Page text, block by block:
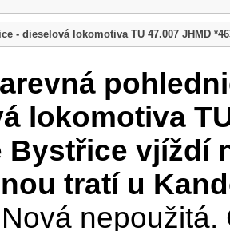
- dieselová lokomotiva TU 47.007 JHMD
lokomotiva
Bystřice vjíždí
tratí u
Nová nepoužitá.